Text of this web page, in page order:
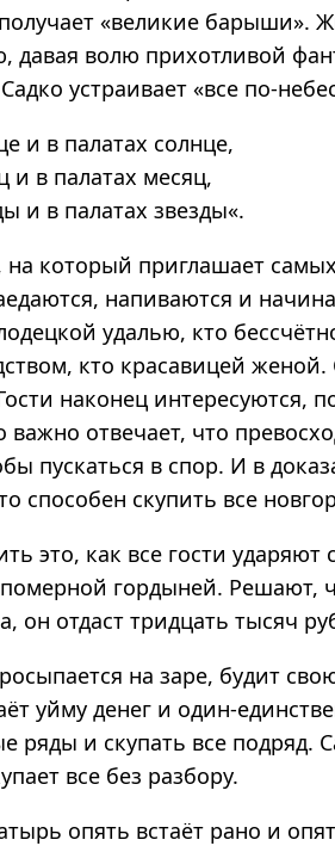
«великие барыши».
давая волю прихотливой
устраивает «все по-
и в палатах солнце,
и в палатах месяц,
и в палатах звезды«.
на который приглашает
напиваются и
удалью, кто
кто красавицей
наконец интересуются,
важно отвечает, что
пускаться в спор. И в
способен скупить все
это, как все гости ударяют
гордыней. Решают,
он отдаст тридцать тысяч
на заре, будит
уйму денег и один-
ряды и скупать все подряд.
все без разбору.
опять встаёт рано и